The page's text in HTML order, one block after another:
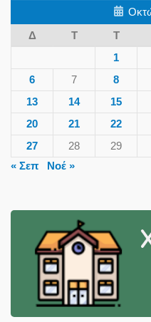
Δ
Τ Τ
1
6
7 8
13
14 15
20
21 22
27
28 29
« Σεπ
Νοέ »